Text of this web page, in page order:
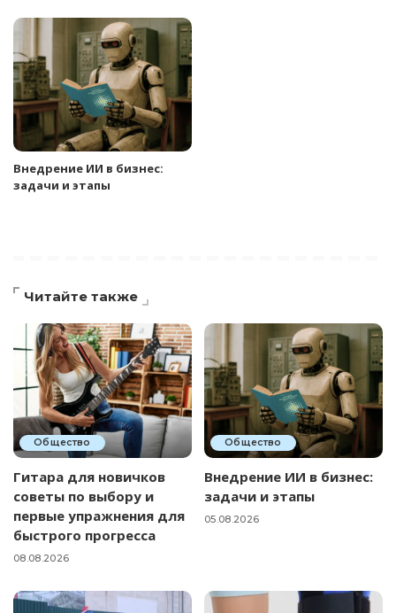
Внедрение ИИ в бизнес:
задачи и этапы
Читайте также
Общество
Гитара для новичков
советы по выбору и
первые упражнения для
быстрого прогресса
08.08.2026
Общество
Внедрение ИИ в бизнес:
задачи и этапы
05.08.2026